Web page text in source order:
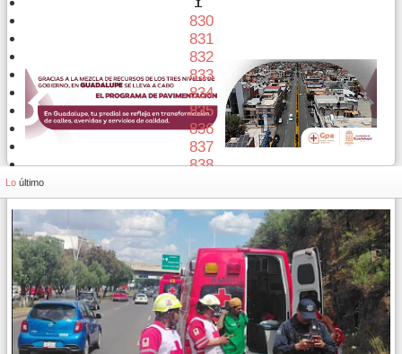
830
831
832
833
834
835
836
837
838
Lo último